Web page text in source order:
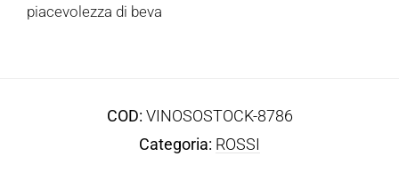
piacevolezza di beva
COD: VINOSOSTOCK-8786
Categoria: ROSSI